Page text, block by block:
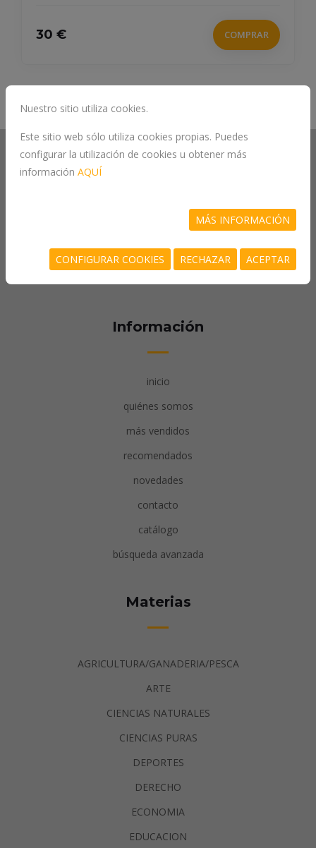
30 € COMPRAR
Información
inicio
quiénes somos
más vendidos
recomendados
novedades
contacto
catálogo
búsqueda avanzada
Materias
AGRICULTURA/GANADERIA/PESCA
ARTE
CIENCIAS NATURALES
CIENCIAS PURAS
DEPORTES
DERECHO
ECONOMIA
EDUCACION
Nuestro sitio utiliza cookies.
Este sitio web sólo utiliza cookies propias. Puedes
configurar la utilización de cookies u obtener más
información AQUÍ
MÁS INFORMACIÓN
CONFIGURAR COOKIES RECHAZAR ACEPTAR